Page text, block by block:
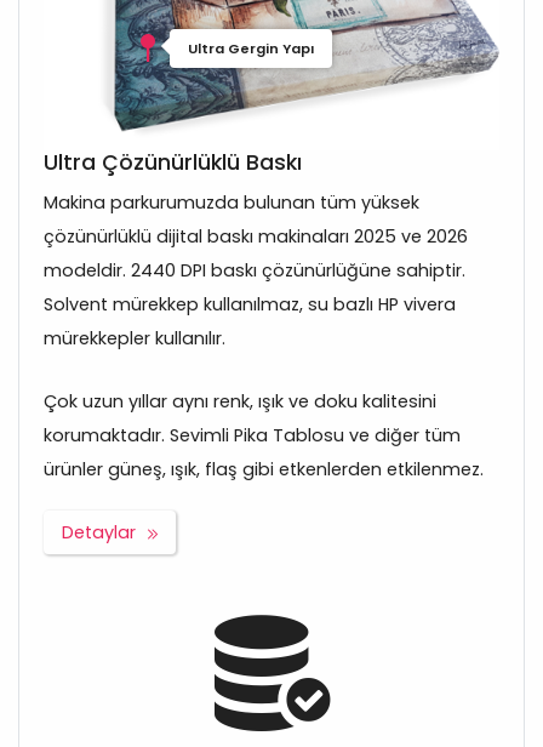
Ultra Gergin Yapı
Ultra Çözünürlüklü Baskı
Makina parkurumuzda bulunan tüm yüksek
çözünürlüklü dijital baskı makinaları 2025 ve 2026
modeldir. 2440 DPI baskı çözünürlüğüne sahiptir.
Solvent mürekkep kullanılmaz, su bazlı HP vivera
mürekkepler kullanılır.
Çok uzun yıllar aynı renk, ışık ve doku kalitesini
korumaktadır. Sevimli Pika Tablosu ve diğer tüm
ürünler güneş, ışık, flaş gibi etkenlerden etkilenmez.
Detaylar